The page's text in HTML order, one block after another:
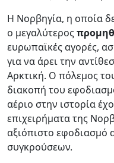
Η Νορβηγία, η οποία
ο μεγαλύτερος
ευρωπαϊκές αγορές,
για να άρει την
Αρκτική. Ο πόλεμος
διακοπή του
αέριο στην ιστορία
επιχειρήματα της
αξιόπιστο εφοδιασμό
συγκρούσεων.